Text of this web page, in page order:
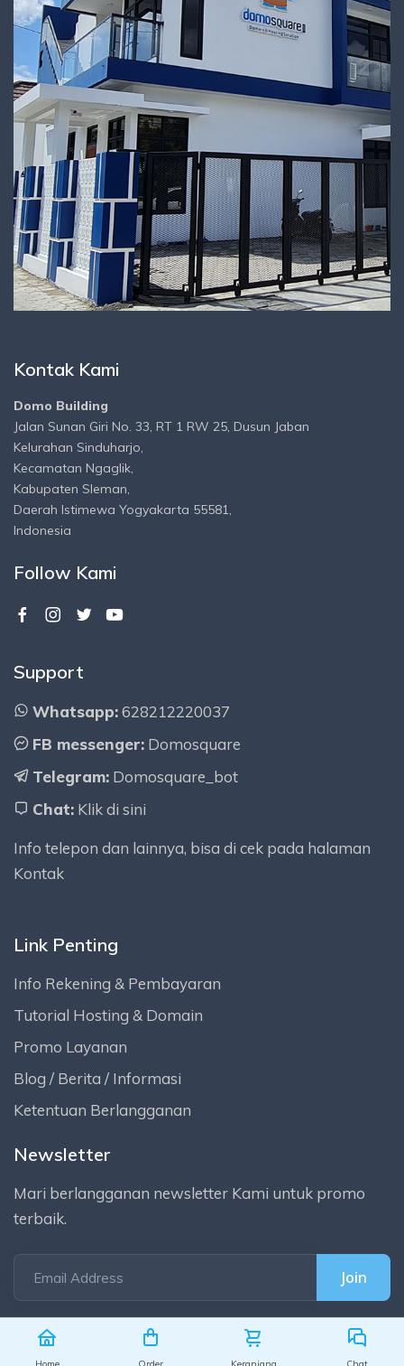
Kontak Kami
Domo Building
Jalan Sunan Giri No. 33, RT 1 RW 25, Dusun Jaban
Kelurahan Sinduharjo,
Kecamatan Ngaglik,
Kabupaten Sleman,
Daerah Istimewa Yogyakarta 55581,
Indonesia
Follow Kami
Support
Whatsapp:628212220037
FB messenger: Domosquare
Telegram: Domosquare_bot
Chat: Klik di sini
Info telepon dan lainnya, bisa di cek pada halaman
Kontak
Link Penting
Info Rekening & Pembayaran
Tutorial Hosting & Domain
Promo Layanan
Blog / Berita / Informasi
Ketentuan Berlangganan
Newsletter
Mari berlangganan newsletter Kami untuk promo
terbaik.
Email Address